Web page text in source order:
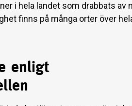
i hela landet som drabbats av
finns på många orter över
enligt